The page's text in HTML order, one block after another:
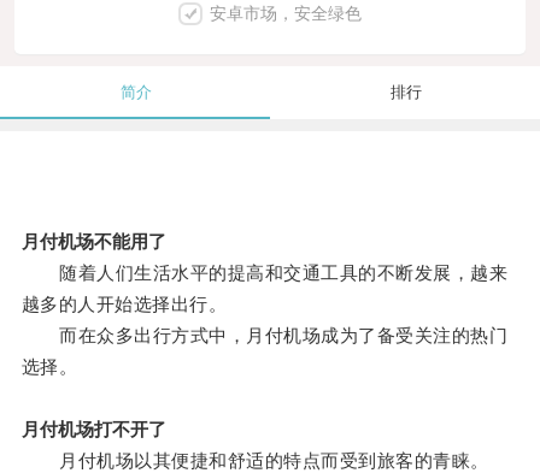
安卓市场，安全绿色
简介 排行
月付机场不能用了
随着人们生活水平的提高和交通工具的不断发展，越来
越多的人开始选择出行。
而在众多出行方式中，月付机场成为了备受关注的热门
选择。
月付机场打不开了
月付机场以其便捷和舒适的特点而受到旅客的青睐。